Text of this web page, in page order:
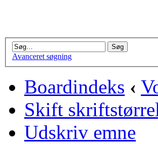
Avanceret søgning
Boardindeks ‹
Skift
Udskriv emne